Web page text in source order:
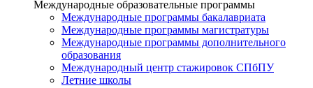
Международные образовательные программы
Международные программы бакалавриата
Международные программы магистратуры
Международные программы дополнительного
образования
Международный центр стажировок СПбПУ
Летние школы